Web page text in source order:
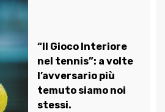
“Il Gioco Interiore
nel tennis”: a volte
l’avversario più
temuto siamo noi
stessi.